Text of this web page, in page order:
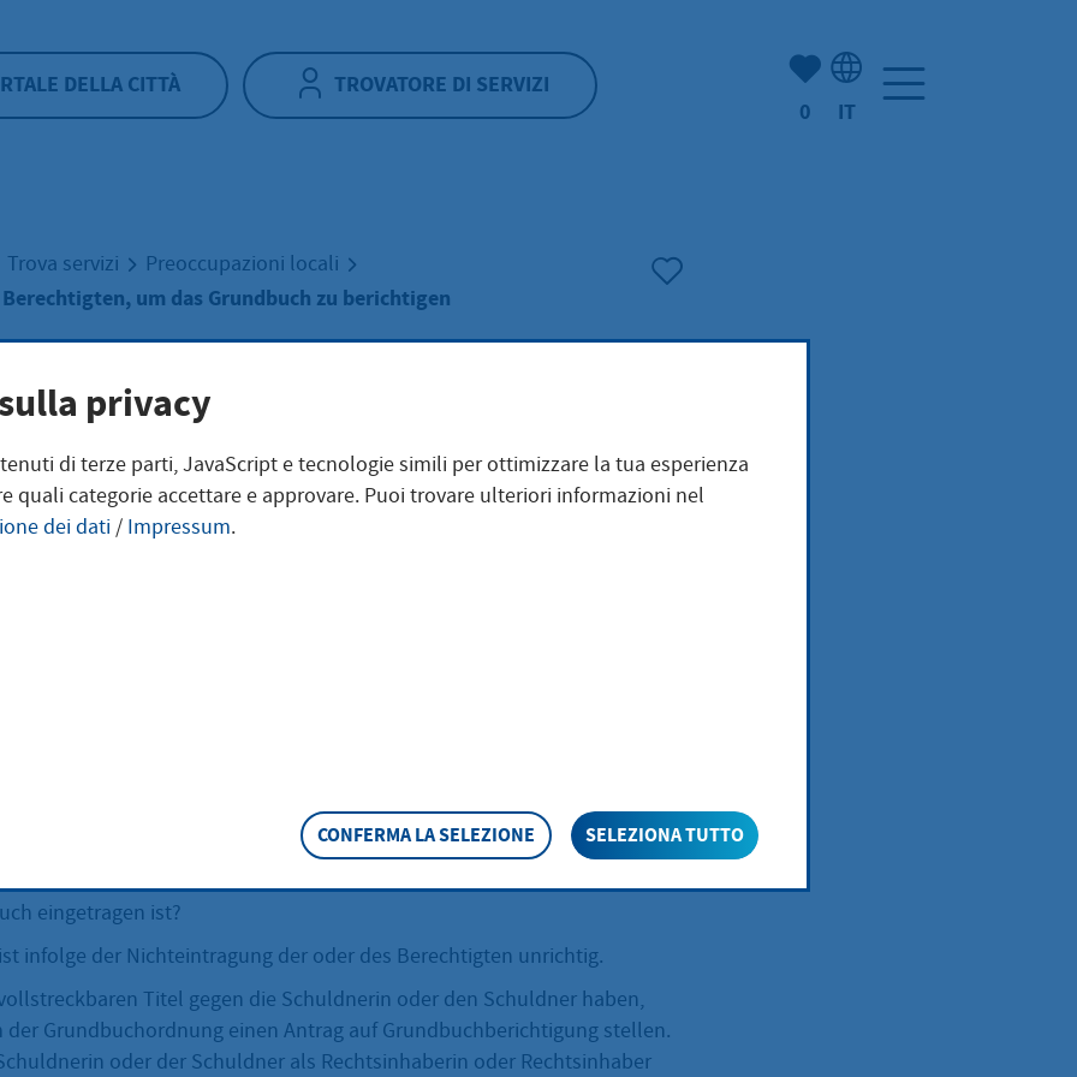
DELLA CITTÀ TROVATORE DI SERVIZI
(Mio) Hofheim:
0 IT
Trova servizi Preoccupazioni locali
um das Grundbuch zu berichtigen
eines
um das
zu berichtigen
Sie einen Antrag auf Grundbuchberichtigung stellen und sich ins
lassen.
oder Gläubiger einer Forderung und können nicht in das Recht oder
Schuldnerin oder des Schuldners vollstrecken, weil diese oder dieser
eingetragen ist?
infolge der Nichteintragung der oder des Berechtigten unrichtig.
Titel gegen die Schuldnerin oder den Schuldner haben,
der Grundbuchordnung einen Antrag auf Grundbuchberichtigung stellen.
oder der Schuldner als Rechtsinhaberin oder Rechtsinhaber
privacy
di terze parti, JavaScript e tecnologie simili per ottimizzare la tua esperienza
quali categorie accettare e approvare. Puoi trovare ulteriori informazioni nel
dei dati / Impressum.
CONFERMA LA SELEZIONE SELEZIONA TUTTO